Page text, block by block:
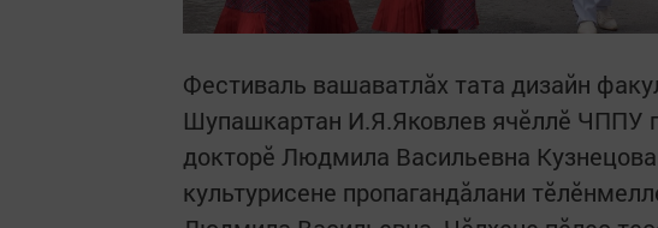
Фестиваль вашаватлăх тата дизайн
Шупашкартан И.Я.Яковлев ячӗллӗ ЧППУ
докторӗ Людмила Васильевна
культурисене пропагандăлани